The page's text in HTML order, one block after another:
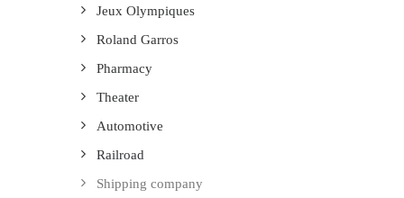
Jeux Olympiques
Roland Garros
Pharmacy
Theater
Automotive
Railroad
Shipping company